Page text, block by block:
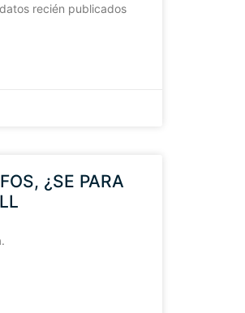
recién publicados
¿SE PARA